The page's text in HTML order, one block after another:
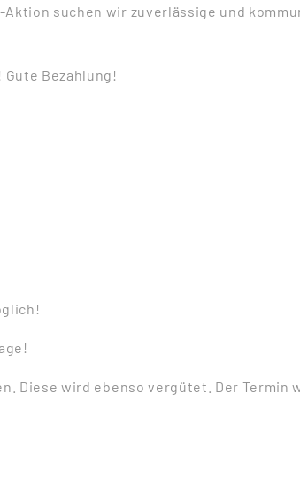
suchen wir zuverlässige und
Bezahlung!
Diese wird ebenso vergütet. Der Termin